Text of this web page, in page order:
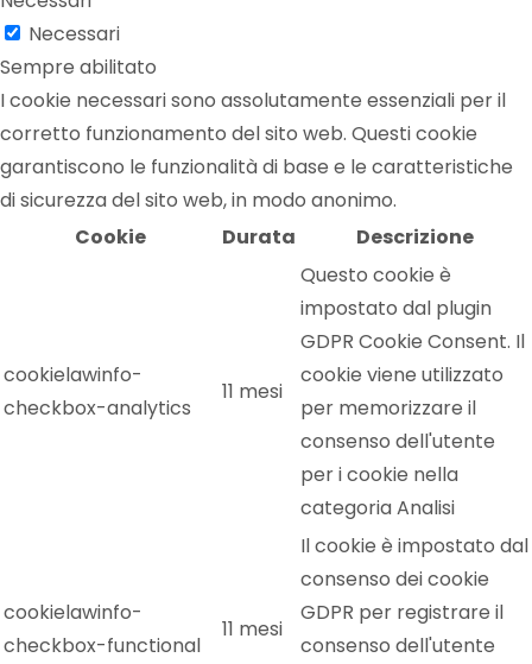
Necessari
Sempre abilitato
I cookie necessari sono assolutamente essenziali per il
corretto funzionamento del sito web. Questi cookie
garantiscono le funzionalità di base e le caratteristiche
di sicurezza del sito web, in modo anonimo.
Cookie
Durata Descrizione
cookielawinfo-
checkbox-analytics
11 mesi
Questo cookie è
impostato dal plugin
GDPR Cookie Consent. Il
cookie viene utilizzato
per memorizzare il
consenso dell'utente
per i cookie nella
categoria Analisi
cookielawinfo-
checkbox-functional
11 mesi
Il cookie è impostato dal
consenso dei cookie
GDPR per registrare il
consenso dell'utente